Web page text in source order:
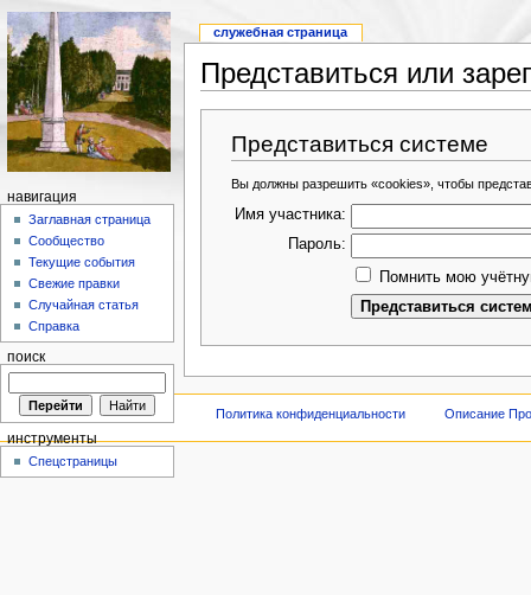
Представиться или
Представиться системе
Вы должны разрешить «cookies», чтобы
Имя участника:
Пароль:
Помнить мою
служебная страница
навигация
Заглавная страница
Сообщество
Текущие события
Свежие правки
Случайная статья
Справка
поиск
инструменты
Спецстраницы
Политика конфиденциальности Описание